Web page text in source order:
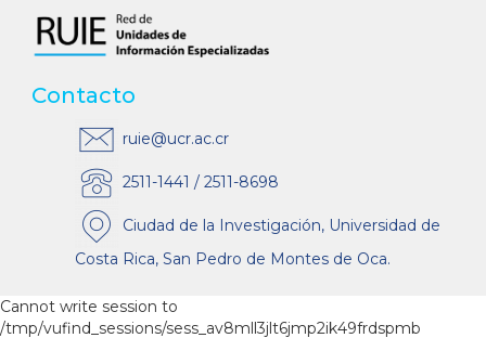
Contacto
ruie@ucr.ac.cr
2511-1441 / 2511-8698
Ciudad de la Investigación, Universidad de
Costa Rica, San Pedro de Montes de Oca.
Cannot write session to
/tmp/vufind_sessions/sess_av8mll3jlt6jmp2ik49frdspmb